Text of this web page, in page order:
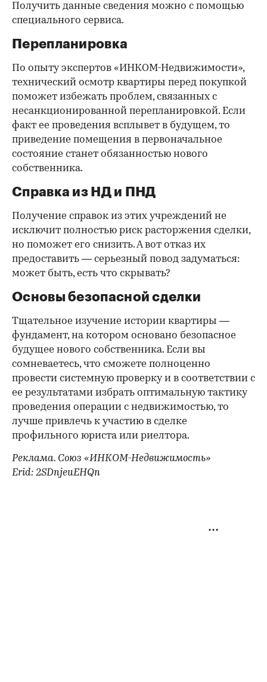
Получить данные сведения можно с помощью
специального сервиса.
Перепланировка
По опыту экспертов «ИНКОМ-Недвижимости»,
технический осмотр квартиры перед покупкой
поможет избежать проблем, связанных с
несанкционированной перепланировкой. Если
факт ее проведения всплывет в будущем, то
приведение помещения в первоначальное
состояние станет обязанностью нового
собственника.
Справка из НД и ПНД
Получение справок из этих учреждений не
исключит полностью риск расторжения сделки,
но поможет его снизить. А вот отказ их
предоставить — серьезный повод задуматься:
может быть, есть что скрывать?
Основы безопасной сделки
Тщательное изучение истории квартиры —
фундамент, на котором основано безопасное
будущее нового собственника. Если вы
сомневаетесь, что сможете полноценно
провести системную проверку и в соответствии с
ее результатами избрать оптимальную тактику
проведения операции с недвижимостью, то
лучше привлечь к участию в сделке
профильного юриста или риелтора.
Реклама. Союз «ИНКОМ-Недвижимость»
Erid: 2SDnjeuEHQn